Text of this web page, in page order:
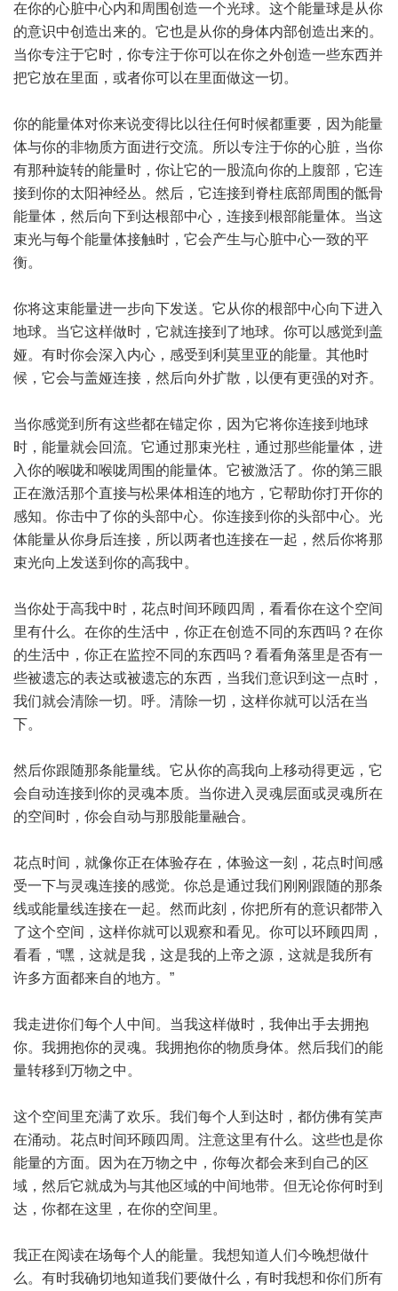
在你的心脏中心内和周围创造一个光球。这个能量球是从你
的意识中创造出来的。它也是从你的身体内部创造出来的。
当你专注于它时，你专注于你可以在你之外创造一些东西并
把它放在里面，或者你可以在里面做这一切。
你的能量体对你来说变得比以往任何时候都重要，因为能量
体与你的非物质方面进行交流。所以专注于你的心脏，当你
有那种旋转的能量时，你让它的一股流向你的上腹部，它连
接到你的太阳神经丛。然后，它连接到脊柱底部周围的骶骨
能量体，然后向下到达根部中心，连接到根部能量体。当这
束光与每个能量体接触时，它会产生与心脏中心一致的平
衡。
你将这束能量进一步向下发送。它从你的根部中心向下进入
地球。当它这样做时，它就连接到了地球。你可以感觉到盖
娅。有时你会深入内心，感受到利莫里亚的能量。其他时
候，它会与盖娅连接，然后向外扩散，以便有更强的对齐。
当你感觉到所有这些都在锚定你，因为它将你连接到地球
时，能量就会回流。它通过那束光柱，通过那些能量体，进
入你的喉咙和喉咙周围的能量体。它被激活了。你的第三眼
正在激活那个直接与松果体相连的地方，它帮助你打开你的
感知。你击中了你的头部中心。你连接到你的头部中心。光
体能量从你身后连接，所以两者也连接在一起，然后你将那
束光向上发送到你的高我中。
当你处于高我中时，花点时间环顾四周，看看你在这个空间
里有什么。在你的生活中，你正在创造不同的东西吗？在你
的生活中，你正在监控不同的东西吗？看看角落里是否有一
些被遗忘的表达或被遗忘的东西，当我们意识到这一点时，
我们就会清除一切。呼。清除一切，这样你就可以活在当
下。
然后你跟随那条能量线。它从你的高我向上移动得更远，它
会自动连接到你的灵魂本质。当你进入灵魂层面或灵魂所在
的空间时，你会自动与那股能量融合。
花点时间，就像你正在体验存在，体验这一刻，花点时间感
受一下与灵魂连接的感觉。你总是通过我们刚刚跟随的那条
线或能量线连接在一起。然而此刻，你把所有的意识都带入
了这个空间，这样你就可以观察和看见。你可以环顾四周，
看看，“嘿，这就是我，这是我的上帝之源，这就是我所有
许多方面都来自的地方。”
我走进你们每个人中间。当我这样做时，我伸出手去拥抱
你。我拥抱你的灵魂。我拥抱你的物质身体。然后我们的能
量转移到万物之中。
这个空间里充满了欢乐。我们每个人到达时，都仿佛有笑声
在涌动。花点时间环顾四周。注意这里有什么。这些也是你
能量的方面。因为在万物之中，你每次都会来到自己的区
域，然后它就成为与其他区域的中间地带。但无论你何时到
达，你都在这里，在你的空间里。
我正在阅读在场每个人的能量。我想知道人们今晚想做什
么。有时我确切地知道我们要做什么，有时我想和你们所有